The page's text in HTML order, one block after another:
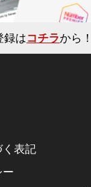
はコチラから！
く表記
ー